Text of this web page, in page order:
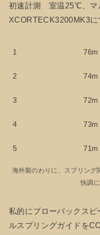
初速計測 室温25℃、マ
XCORTECK3200MK3に
1 76m
2 74m
3 72m
4 73m
5 71m
海外製のわりに、スプリング
快調
私的にブローバックス
ルスプリングガイドを